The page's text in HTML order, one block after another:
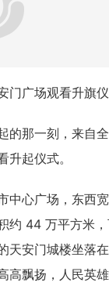
门广场观看升旗
的那一刻，来自
起仪式。
中心广场，东西宽
约 44 万平方米
天安门城楼坐落
高飘扬，人民英